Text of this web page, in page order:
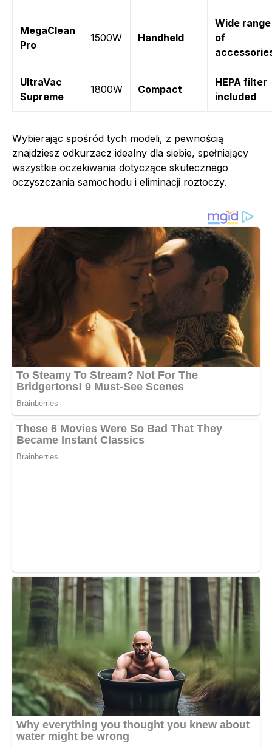
MegaClean
Pro
1500W Handheld
Wide range
of
UltraVac
Supreme
1800W Compact
HEPA filter
included
Wybierając spośród tych modeli, z pewnością
znajdziesz odkurzacz idealny dla siebie, spełniający
wszystkie oczekiwania dotyczące skutecznego
oczyszczania samochodu i eliminacji roztoczy.